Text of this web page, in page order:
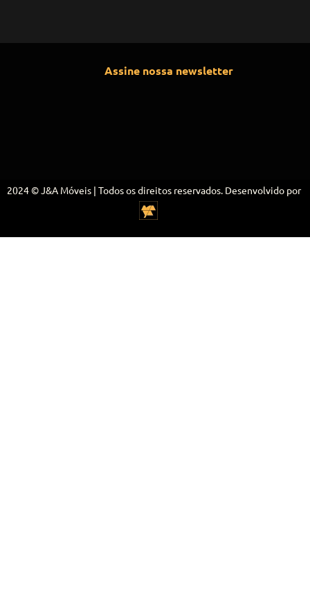
Assine nossa newsletter
2024 © J&A Móveis | Todos os direitos reservados. Desenvolvido por